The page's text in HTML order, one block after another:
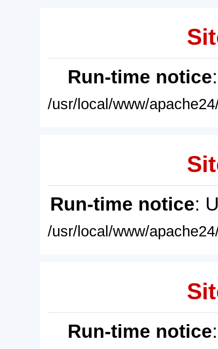
Run-time notice
/usr/local/www/
Run-time notice:
/usr/local/www/
Run-time notice